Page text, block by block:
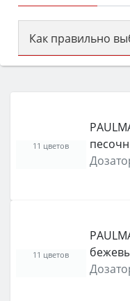
Как правильно
Сначала
затем смотрите
функции
защита от детей).
11 цветов
11 цветов